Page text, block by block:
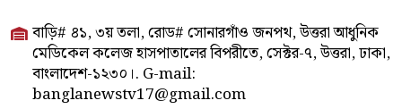
বাড়ি# ৪১, ৩য় তলা, রোড# সোনারগাঁও জনপথ, উত্তরা আধুনিক
মেডিকেল কলেজ হাসপাতালের বিপরীতে, সেক্টর-৭, উত্তরা, ঢাকা,
বাংলাদেশ-১২৩০।. G-mail:
banglanewstv17@gmail.com